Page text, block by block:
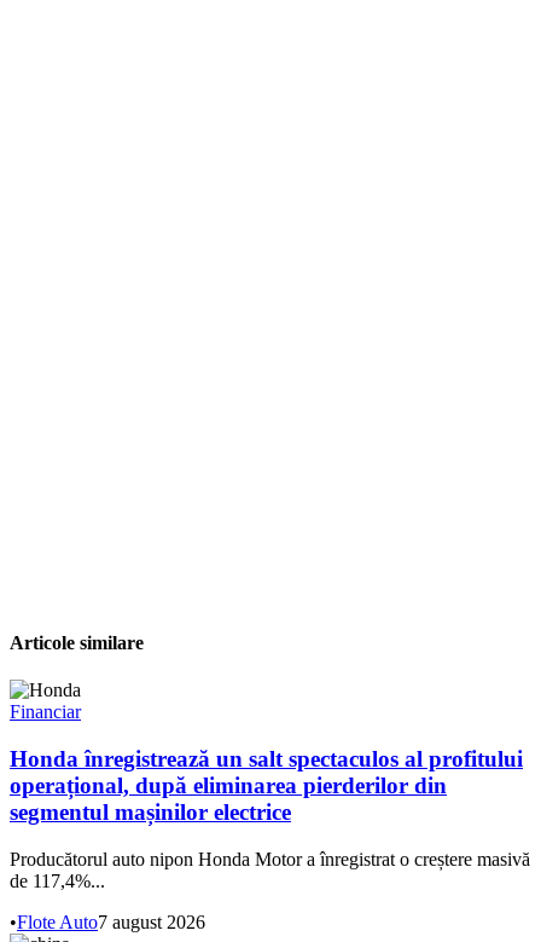
Articole similare
Financiar
Honda înregistrează un salt spectaculos al profitului
operațional, după eliminarea pierderilor din
segmentul mașinilor electrice
Producătorul auto nipon Honda Motor a înregistrat o creștere masivă
de 117,4%...
•Flote Auto7 august 2026